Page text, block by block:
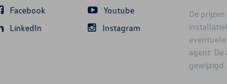
Facebook
Youtube
LinkedIn
Instagram
De
agent.
gewijzigd.